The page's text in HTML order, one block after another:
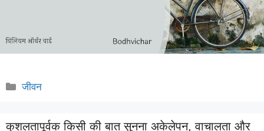
Categories
जीवन
कुशलतापूर्वक किसी की बात सुनना अकेलेपन, वाचालता और